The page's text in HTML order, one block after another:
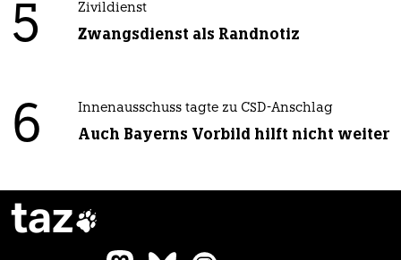
5 Zivildienst
Zwangsdienst als Randnotiz
6 Innenausschuss tagte zu CSD-Anschlag
Auch Bayerns Vorbild hilft nicht weiter
taz